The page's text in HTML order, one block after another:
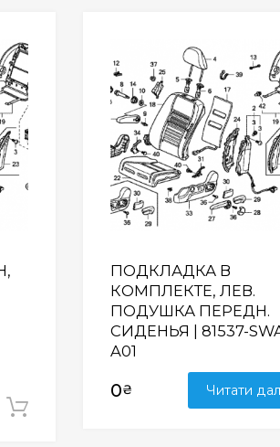
ПОДКЛАДКА В
КОМПЛЕКТЕ, ЛЕВ.
ПОДУШКА ПЕРЕДН.
СИДЕНЬЯ | 81537-
A01
0₴ Читати